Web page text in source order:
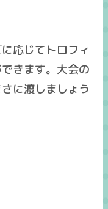
応じてトロフィ
きます。大会の
に渡しましょう